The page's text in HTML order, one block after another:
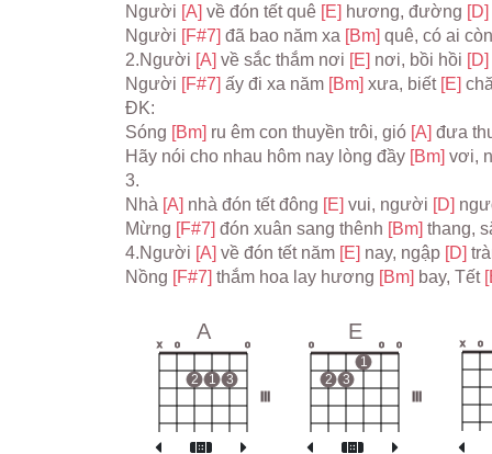
Người [A] về đón tết quê [E] hương, đường [D]
Người [F#7] đã bao năm xa [Bm] quê, có ai
2.Người [A] về sắc thắm nơi [E] nơi, bồi hồi [D]
Người [F#7] ấy đi xa năm [Bm] xưa, biết [E]
ĐK:
Sóng [Bm] ru êm con thuyền trôi, gió [A] đưa
Hãy nói cho nhau hôm nay lòng đầy [Bm] vơi,
3.
Nhà [A] nhà đón tết đông [E] vui, người [D]
Mừng [F#7] đón xuân sang thênh [Bm] thang,
4.Người [A] về đón tết năm [E] nay, ngập [D]
Nồng [F#7] thắm hoa lay hương [Bm] bay, Tết
A
x o
2 1 3
o
E
o
2 3
1
o o x o